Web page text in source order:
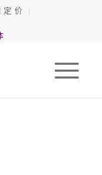
定 价